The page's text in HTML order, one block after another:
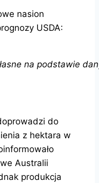
nasion
USDA:
na podstawie
do
z hektara w
Australii
produkcja